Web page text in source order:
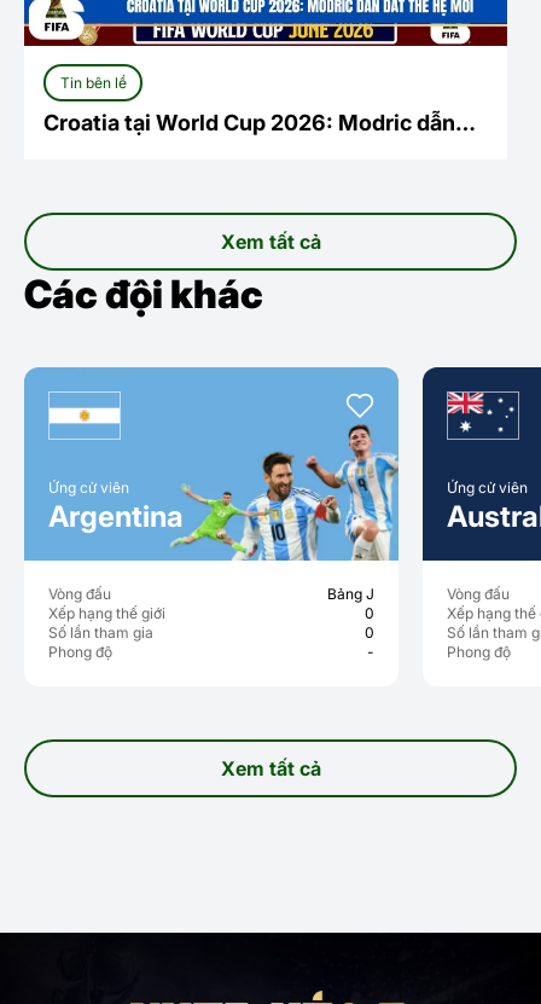
Xem tất cả
Tin bên lề
Croatia tại World Cup 2026: Modric dẫn
Các đội khác
Xem tất cả
Ứng cử viên
Argentina
Vòng đấu
Bảng J
Xếp hạng thế giới
0
Số lần tham gia
0
Phong độ
-
Ứng cử viên
Vòng đấu
Xếp hạng thế
Số lần tham
Phong độ